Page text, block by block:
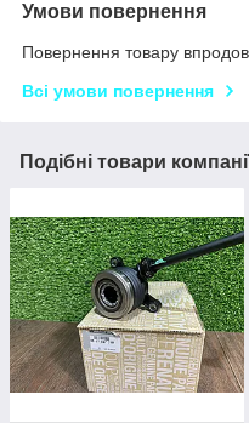
Умови повернення
Повернення товару
Всі умови повернення
Подібні товари